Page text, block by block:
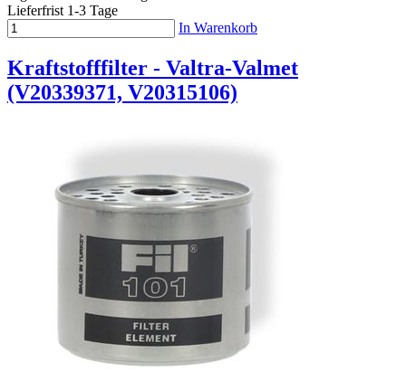
Lieferfrist 1-3 Tage
In Warenkorb
Kraftstofffilter - Valtra-Valmet
(V20339371, V20315106)